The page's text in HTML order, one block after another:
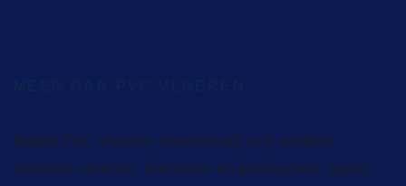
Naast PVC vloeren leveren wij ook andere
soorten vloeren, diensten en producten, zoals: